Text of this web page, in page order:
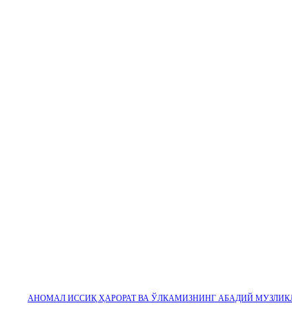
АНОМАЛ ИССИҚ ҲАРОРАТ ВА ЎЛКАМИЗНИНГ АБАДИЙ